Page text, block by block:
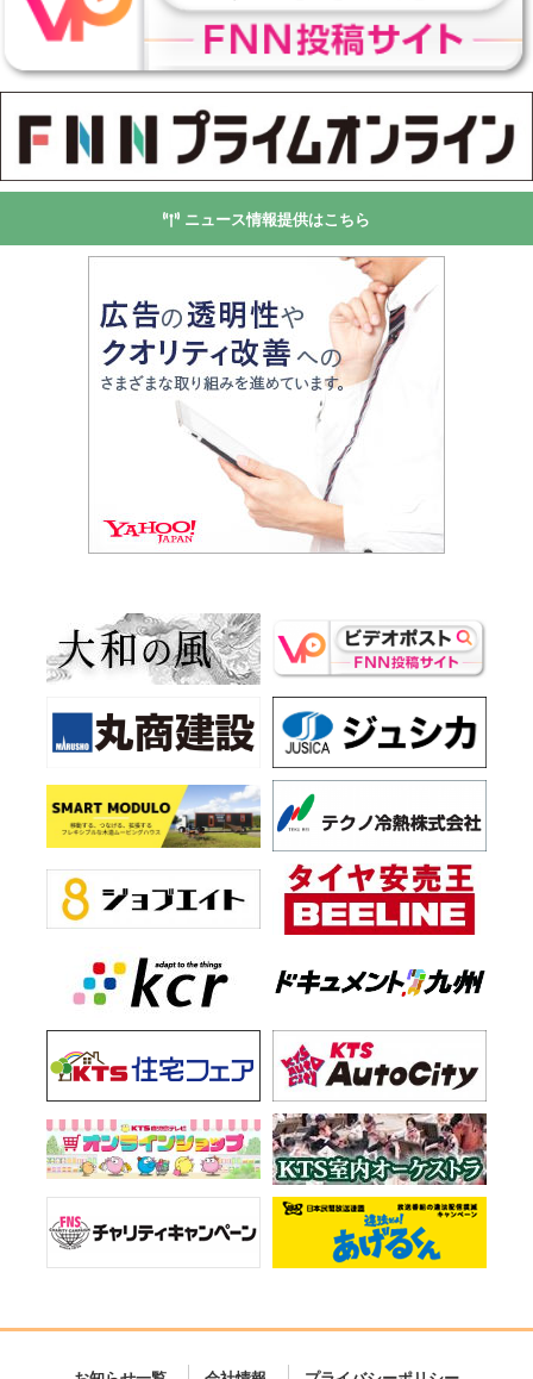
ニュース情報提供はこちら